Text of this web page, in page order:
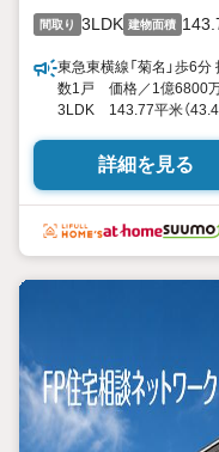
間取り 3LDK 建物面積
東急東横線「菊名」歩
数1戸 価格／1億6800
3LDK 143.77平米（
詳細を見る